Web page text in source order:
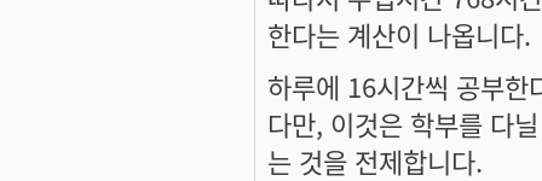
한다는 계산이 나옵니다.
하루에 16시간씩 공부
다만, 이것은 학부를 다
는 것을 전제합니다.